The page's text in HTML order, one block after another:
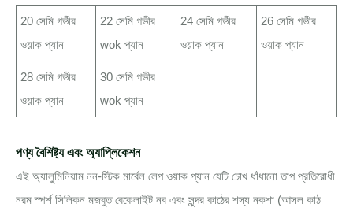
20 সেমি গভীর
ওয়াক প্যান
22 সেমি গভীর
wok প্যান
24 সেমি গভীর
ওয়াক প্যান
26 সেমি গভীর
ওয়াক প্যান
28 সেমি গভীর
ওয়াক প্যান
30 সেমি গভীর
wok প্যান
পণ্য বৈশিষ্ট্য এবং অ্যাপ্লিকেশন
এই অ্যালুমিনিয়াম নন-স্টিক মার্বেল লেপ ওয়াক প্যান যেটি চোখ ধাঁধানো তাপ প্রতিরোধী
নরম স্পর্শ সিলিকন মজবুত বেকেলাইট নব এবং সুন্দর কাঠের শস্য নকশা (আসল কাঠ